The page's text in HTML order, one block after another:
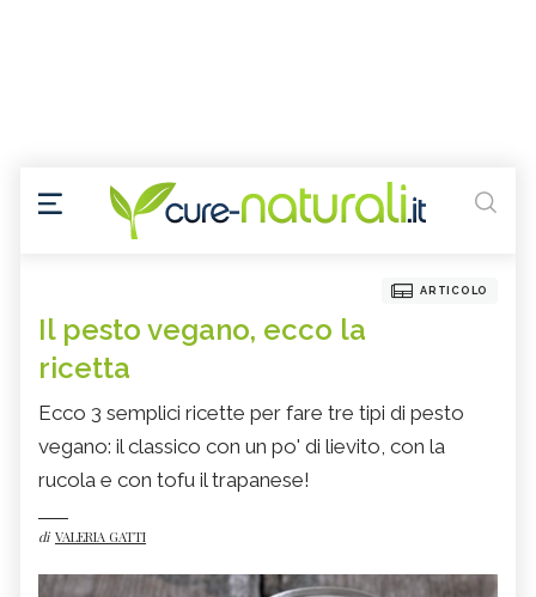
ARTICOLO
Il pesto vegano, ecco la
ricetta
Ecco 3 semplici ricette per fare tre tipi di pesto
vegano: il classico con un po' di lievito, con la
rucola e con tofu il trapanese!
di VALERIA GATTI